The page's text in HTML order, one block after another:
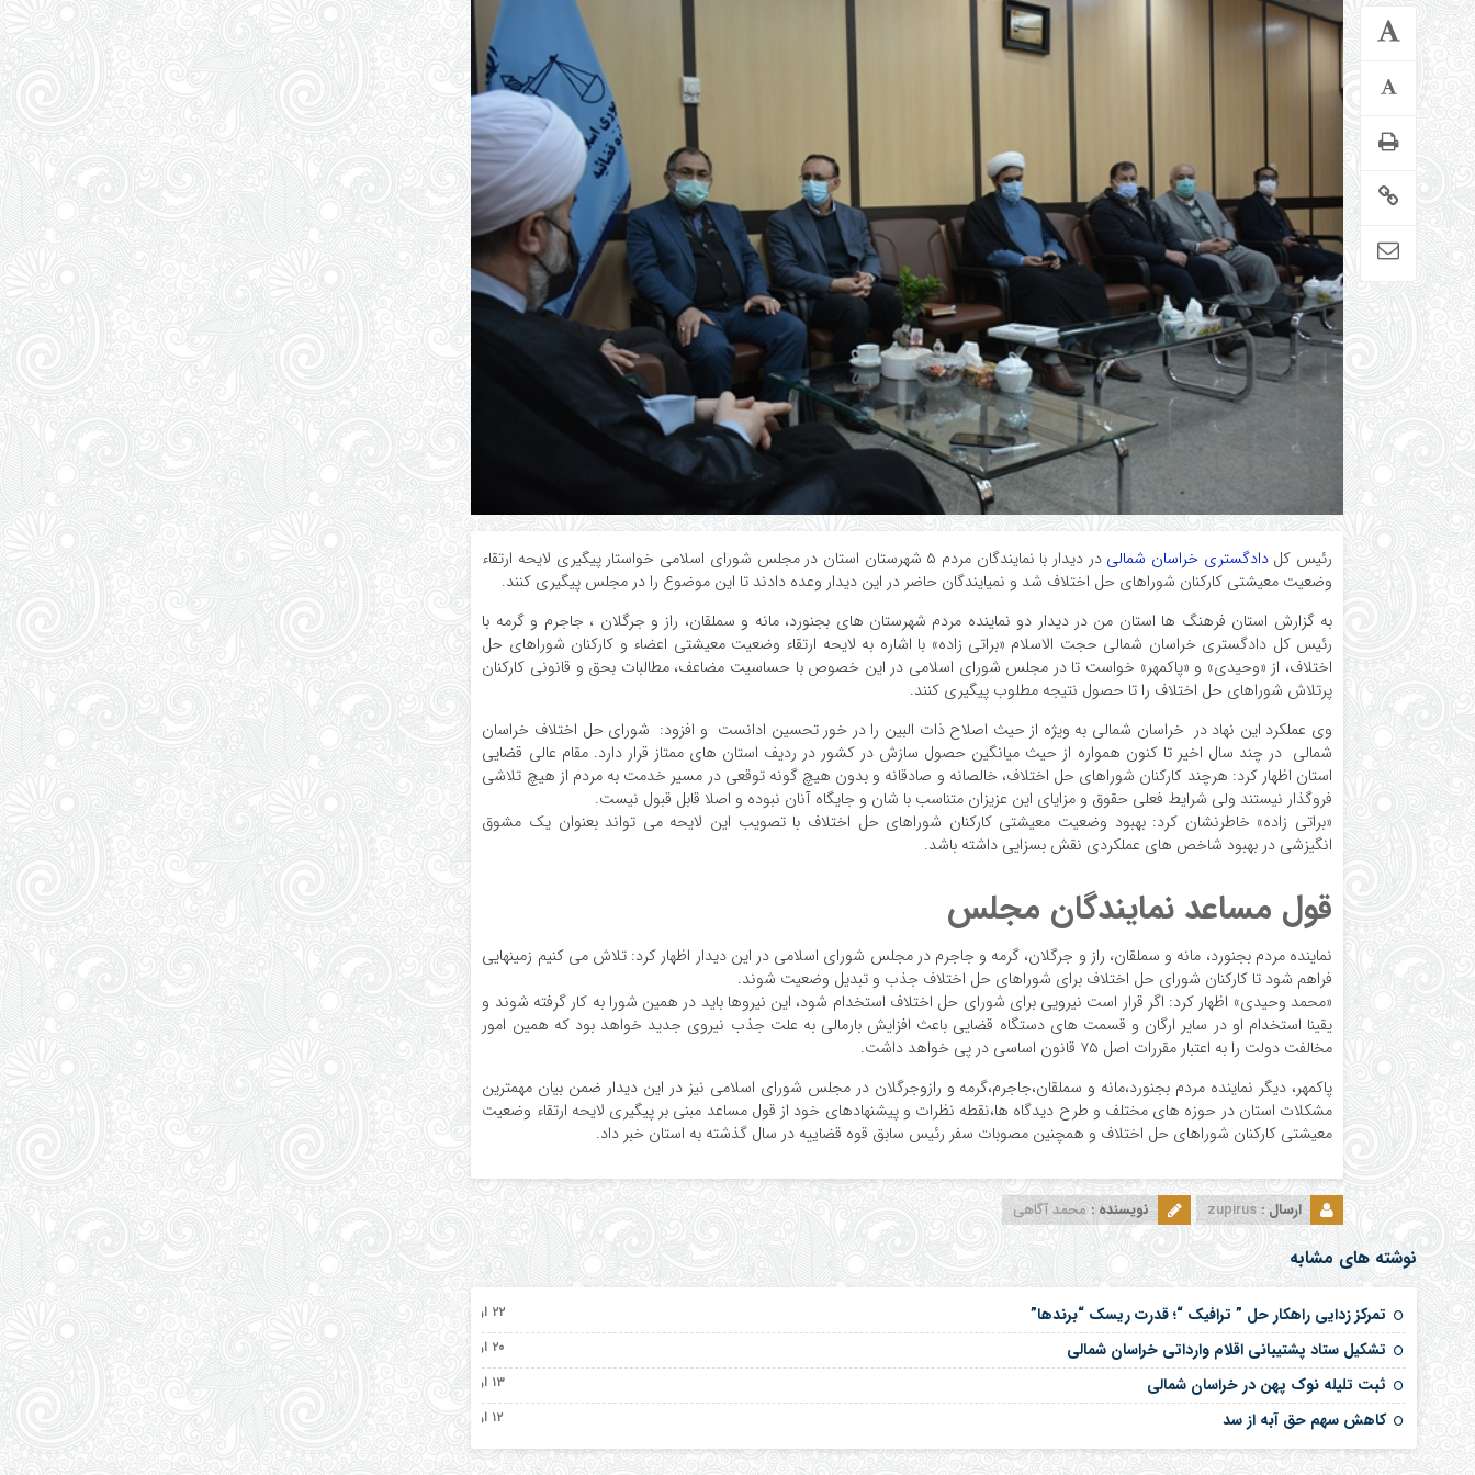
رئیس کلدادگستری خراسان شمالی
در دیدار با نمایندگان مردم ۵ شهرستان استان در مجلس شورای اسلامی خواستار پیگیری لایحه ارتقاء
وضعیت معیشتی کارکنان شوراهای حل اختلاف شد و نمیایندگان حاضر در این دیدار وعده دادند تا این موضوع را در مجلس پیگیری کنند.
به گزارش استان فرهنگ ها استان من در دیدار دو نماینده مردم شهرستان های بجنورد، مانه و سملقان، راز و جرگلان ، جاجرم و گرمه با
رئیس کل دادگستری خراسان شمالی حجت الاسلام «براتی زاده» با اشاره به لایحه ارتقاء وضعیت معیشتی اعضاء و کارکنان شوراهای حل
اختلاف، از «وحیدی» و «پاکمهر» خواست تا در مجلس شورای اسلامی در این خصوص با حساسیت مضاعف، مطالبات بحق و قانونی کارکنان
پرتلاش شوراهای حل اختلاف را تا حصول نتیجه مطلوب پیگیری کنند.
وی عملکرد این نهاد در خراسان شمالی به ویژه از حیث اصلاح ذات البین را در خور تحسین ادانست و افزود: شورای حل اختلاف خراسان
شمالی در چند سال اخیر تا کنون همواره از حیث میانگین حصول سازش در کشور در ردیف استان های ممتاز قرار دارد. مقام عالی قضایی
استان اظهار کرد: هرچند کارکنان شوراهای حل اختلاف، خالصانه و صادقانه و بدون هیچ گونه توقعی در مسیر خدمت به مردم از هیچ تلاشی
فروگذار نیستند ولی شرایط فعلی حقوق و مزایای این عزیزان متناسب با شان و جایگاه آنان نبوده و اصلا قابل قبول نیست.
«براتی زاده» خاطرنشان کرد: بهبود وضعیت معیشتی کارکنان شوراهای حل اختلاف با تصویب این لایحه می تواند بعنوان یک مشوق
انگیزشی در بهبود شاخص های عملکردی نقش بسزایی داشته باشد.
قول مساعد نمایندگان مجلس
نماینده مردم بجنورد، مانه و سملقان، راز و جرگلان، گرمه و جاجرم در مجلس شورای اسلامی در این دیدار اظهار کرد: تلاش می کنیم زمینهایی
فراهم شود تا کارکنان شورای حل اختلاف برای شوراهای حل اختلاف جذب و تبدیل وضعیت شوند.
«محمد وحیدی» اظهار کرد: اگر قرار است نیرویی برای شورای حل اختلاف استخدام شود، این نیروها باید در همین شورا به کار گرفته شوند و
یقینا استخدام او در سایر ارگان و قسمت های دستگاه قضایی باعث افزایش بارمالی به علت جذب نیروی جدید خواهد بود که همین امور
مخالفت دولت را به اعتبار مقررات اصل ۷۵ قانون اساسی در پی خواهد داشت.
پاکمهر، دیگر نماینده مردم بجنورد،مانه و سملقان،جاجرم،گرمه و رازوجرگلان در مجلس شورای اسلامی نیز در این دیدار ضمن بیان مهمترین
مشکلات استان در حوزه های مختلف و طرح دیدگاه ها،نقطه نظرات و پیشنهادهای خود از قول مساعد مبنی بر پیگیری لایحه ارتقاء وضعیت
معیشتی کارکنان شوراهای حل اختلاف و همچنین مصوبات سفر رئیس سابق قوه قضاییه در سال گذشته به استان خبر داد.
ارسال : zupirus نویسنده : محمد آگاهی
نوشته های مشابه
تمرکز زدایی راهکار حل ” ترافیک “؛ قدرت ریسک “برندها” ۲۲ اردیبهشت ۱۴۰۵
تشکیل ستاد پشتیبانی اقلام وارداتی خراسان شمالی ۲۰ اردیبهشت ۱۴۰۵
ثبت تلیله نوک پهن در خراسان شمالی ۱۳ اردیبهشت ۱۴۰۵
کاهش سهم حق آبه از سد ۱۲ اردیبهشت ۱۴۰۵